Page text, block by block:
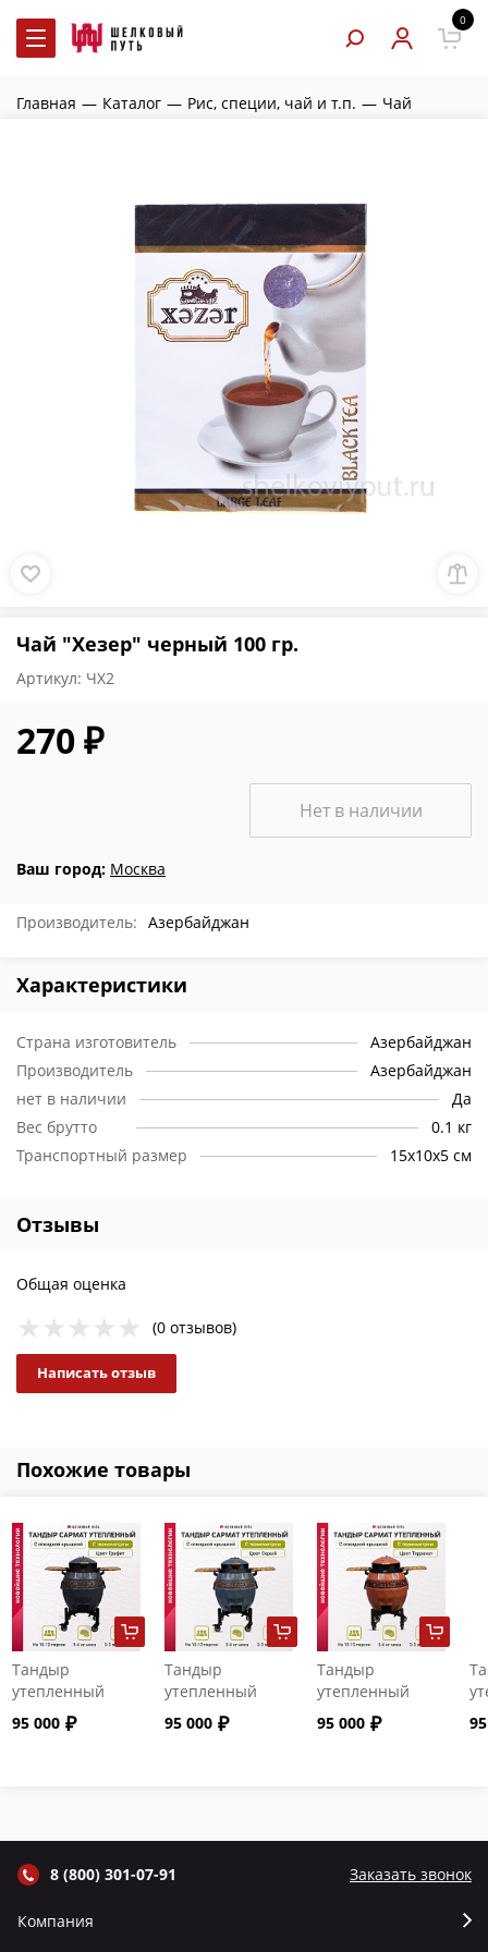
0
Главная — Каталог — Рис, специи, чай и т.п. — Чай
Чай "Хезер" черный 100 гр.
Артикул: ЧХ2
270 ₽
Ваш город: Москва
Нет в наличии
Производитель: Азербайджан
Характеристики
Страна изготовитель
Азербайджан
Производитель
Азербайджан
нет в наличии
Да
Вес брутто
0.1 кг
Транспортный размер
15х10х5 см
Отзывы
Общая оценка
(0 отзывов)
Написать отзыв
Похожие товары
Тандыр
утепленный
"Сармат" с
откидной
95 000
Тандыр
утепленный
"Сармат" с
откидной
95 000
Тандыр
утепленный
"Сармат" с
откидной
95 000
8 (800) 301-07-91 Заказать звонок
Компания